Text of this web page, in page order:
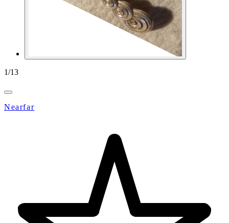
1/13
Nearfar